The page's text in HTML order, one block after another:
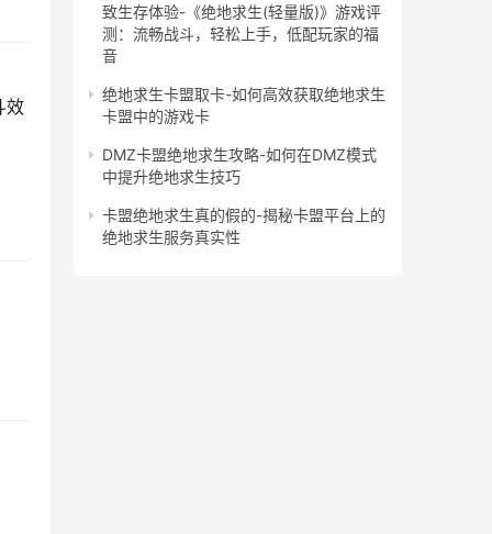
效
致生存体验-《绝地求生(轻量版)》游戏评
测：流畅战斗，轻松上手，低配玩家的福
音
绝地求生卡盟取卡-如何高效获取绝地求生
卡盟中的游戏卡
DMZ卡盟绝地求生攻略-如何在DMZ模式
中提升绝地求生技巧
卡盟绝地求生真的假的-揭秘卡盟平台上的
绝地求生服务真实性